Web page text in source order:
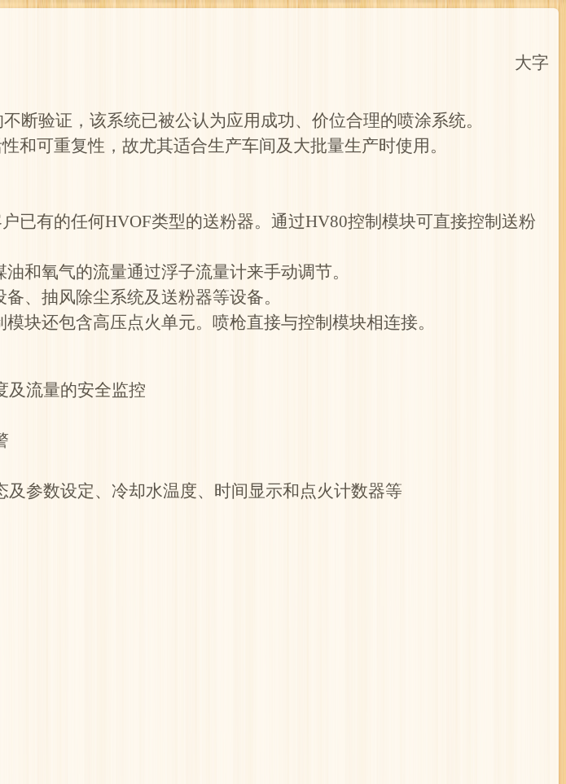
大字
断验证，该系统已被公认为应用成功、价位合理的喷涂系统。
和可重复性，故尤其适合生产车间及大批量生产时使用。
已有的任何HVOF类型的送粉器。通过HV80控制模块可直接控制送粉
和氧气的流量通过浮子流量计来手动调节。
、抽风除尘系统及送粉器等设备。
块还包含高压点火单元。喷枪直接与控制模块相连接。
及流量的安全监控
参数设定、冷却水温度、时间显示和点火计数器等